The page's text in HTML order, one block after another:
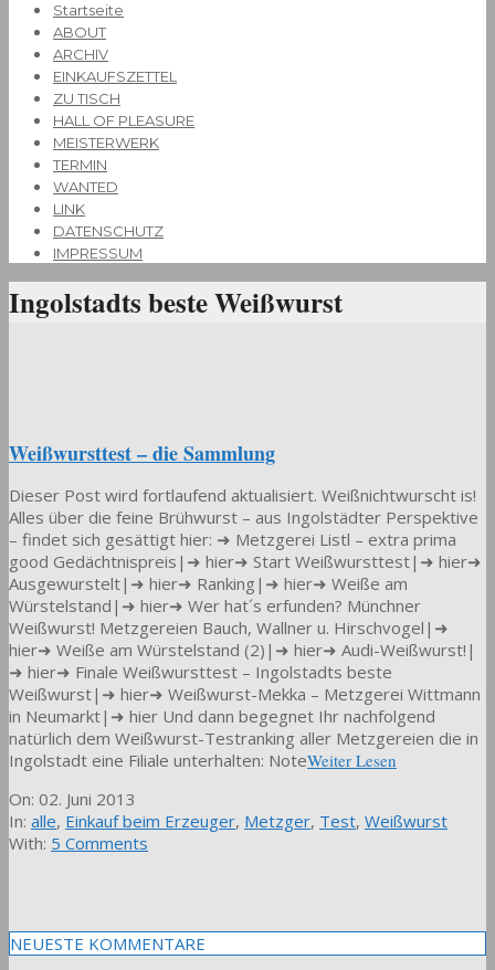
Menu
Startseite
ABOUT
ARCHIV
EINKAUFSZETTEL
ZU TISCH
HALL OF PLEASURE
MEISTERWERK
TERMIN
WANTED
LINK
DATENSCHUTZ
IMPRESSUM
Ingolstadts beste Weißwurst
Weißwursttest – die Sammlung
Dieser Post wird fortlaufend aktualisiert. Weißnichtwurscht is!
Alles über die feine Brühwurst – aus Ingolstädter Perspektive
– findet sich gesättigt hier: ➜ Metzgerei Listl – extra prima
good Gedächtnispreis|➜ hier➜ Start Weißwursttest|➜ hier➜
Ausgewurstelt|➜ hier➜ Ranking|➜ hier➜ Weiße am
Würstelstand|➜ hier➜ Wer hat´s erfunden? Münchner
Weißwurst! Metzgereien Bauch, Wallner u. Hirschvogel|➜
hier➜ Weiße am Würstelstand (2)|➜ hier➜ Audi-Weißwurst!|
➜ hier➜ Finale Weißwursttest – Ingolstadts beste
Weißwurst|➜ hier➜ Weißwurst-Mekka – Metzgerei Wittmann
in Neumarkt|➜ hier Und dann begegnet Ihr nachfolgend
natürlich dem Weißwurst-Testranking aller Metzgereien die in
Ingolstadt eine Filiale unterhalten: NoteWeiter Lesen
2013-
06-
02
On: 02. Juni 2013
In: alle, Einkauf beim Erzeuger, Metzger, Test, Weißwurst
With: 5 Comments
NEUESTE KOMMENTARE